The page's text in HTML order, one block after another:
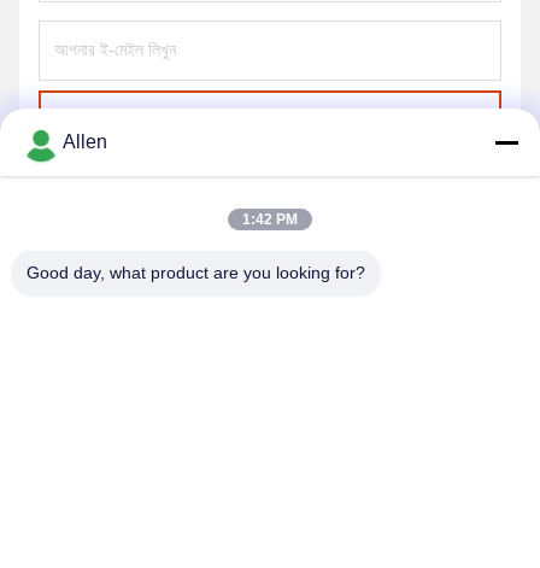
পাঠান
Allen
1:42 PM
Good day, what product are you looking for?